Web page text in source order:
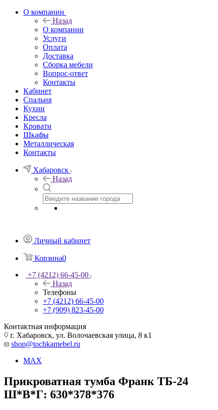
О компании
Назад
О компании
Услуги
Оплата
Доставка
Сборка мебели
Вопрос-ответ
Контакты
Кабинет
Спальня
Кухни
Кресла
Кровати
Шкафы
Металлическая
Контакты
Хабаровск
Назад
Личный кабинет
Корзина0
+7 (4212) 66-45-00
Назад
Телефоны
+7 (4212) 66-45-00
+7 (909) 823-45-00
Контактная информация
г. Хабаровск, ул. Волочаевская улица, 8 к1
shop@tochkamebel.ru
MAX
Прикроватная тумба Франк ТБ-24
Ш*В*Г: 630*378*376